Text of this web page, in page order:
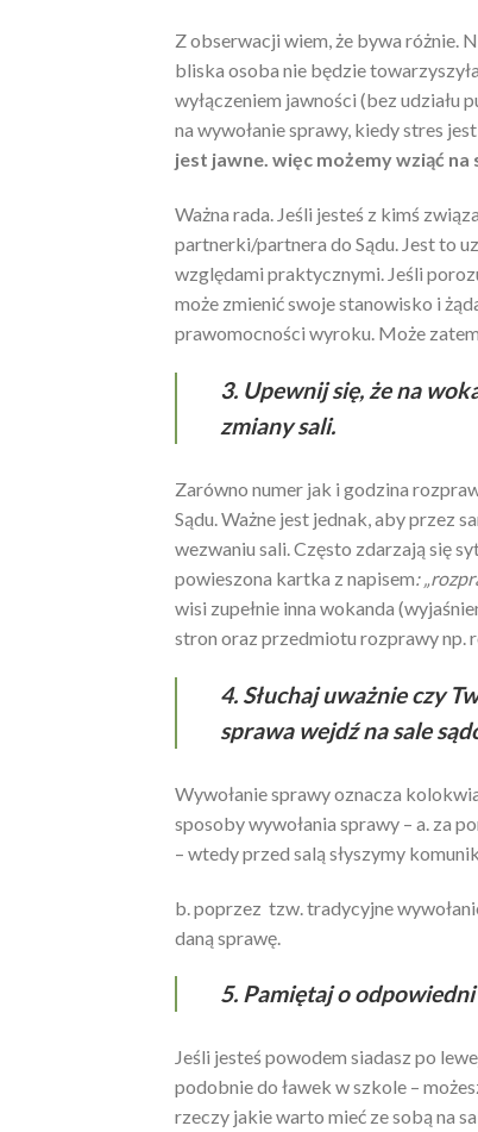
Z obserwacji wiem, że bywa różnie.
bliska osoba nie będzie
wyłączeniem jawności (bez udziału
na wywołanie sprawy, kiedy stres
jest jawne. więc możemy wziąć
Ważna rada. Jeśli jesteś z kimś
partnerki/partnera do Sądu. Jest to
względami praktycznymi. Jeśli
może zmienić swoje stanowisko i
prawomocności wyroku. Może
3. Upewnij się, że na
zmiany sali.
Zarówno numer jak i godzina
Sądu. Ważne jest jednak, aby przez
wezwaniu sali. Często zdarzają się
powieszona kartka z napisem:
wisi zupełnie inna wokanda
stron oraz przedmiotu rozprawy np.
4. Słuchaj uważnie czy
sprawa wejdź na sale
Wywołanie sprawy oznacza
sposoby wywołania sprawy – a. za
– wtedy przed salą słyszymy
b. poprzez tzw. tradycyjne
daną sprawę.
5. Pamiętaj o
Jeśli jesteś powodem siadasz po
podobnie do ławek w szkole –
rzeczy jakie warto mieć ze sobą na